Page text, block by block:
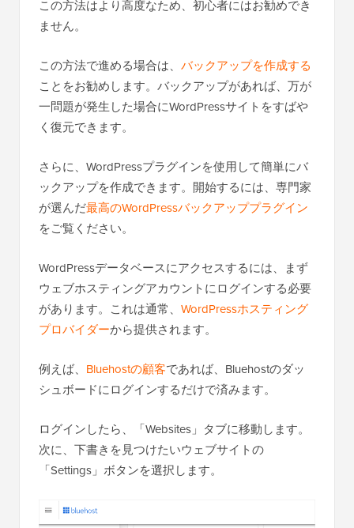
この方法はより高度なため、初心者にはお勧めでき
ません。
この方法で進める場合は、 バックアップを作成する
ことをお勧めします。バックアップがあれば、万が
一問題が発生した場合にWordPressサイトをすばや
く復元できます。
さらに、WordPressプラグインを使用して簡単にバ
ックアップを作成できます。開始するには、専門家
が選んだ最高のWordPressバックアッププラグイン
をご覧ください。
WordPressデータベースにアクセスするには、まず
ウェブホスティングアカウントにログインする必要
があります。これは通常、 WordPressホスティング
プロバイダーから提供されます。
例えば、 Bluehostの顧客であれば、Bluehostのダッ
シュボードにログインするだけで済みます。
ログインしたら、「Websites」タブに移動します。
次に、下書きを見つけたいウェブサイトの
「Settings」ボタンを選択します。